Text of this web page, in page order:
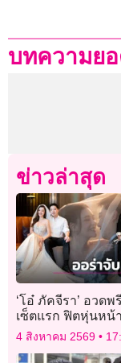
บทความย
ข่าวล่าสุด
‘โอ๋ ภัคจีรา’ อวดพ
เซ็ตแรก ฟิตหุ่นหน้
กระชากวัยต้อนรับ
4 สิงหาคม 2569